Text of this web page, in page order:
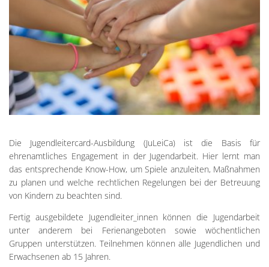
Die Jugendleitercard-Ausbildung (JuLeiCa) ist die Basis für
ehrenamtliches Engagement in der Jugendarbeit. Hier lernt man
das entsprechende Know-How, um Spiele anzuleiten, Maßnahmen
zu planen und welche rechtlichen Regelungen bei der Betreuung
von Kindern zu beachten sind.
Fertig ausgebildete Jugendleiter_innen können die Jugendarbeit
unter anderem bei Ferienangeboten sowie wöchentlichen
Gruppen unterstützen. Teilnehmen können alle Jugendlichen und
Erwachsenen ab 15 Jahren.